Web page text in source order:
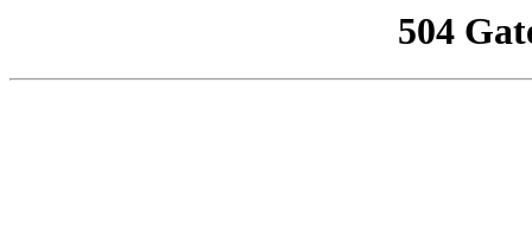
504